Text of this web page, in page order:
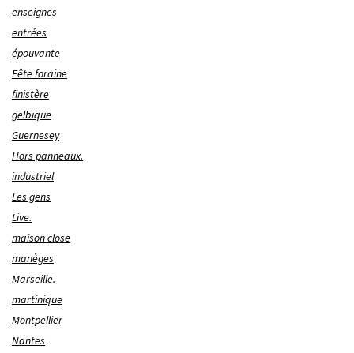
enseignes
entrées
épouvante
Fête foraine
finistère
gelbique
Guernesey
Hors panneaux.
industriel
Les gens
Live.
maison close
manèges
Marseille.
martinique
Montpellier
Nantes